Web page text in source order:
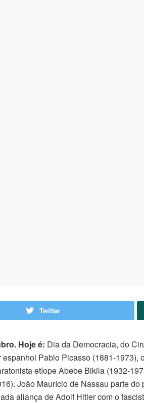
Twittar
Hoje é: Dia da Democracia, do
espanhol Pablo Picasso (1881-1973),
etíope Abebe Bikila (1932-
João Maurício de Nassau parte
aliança de Adolf Hitler com o